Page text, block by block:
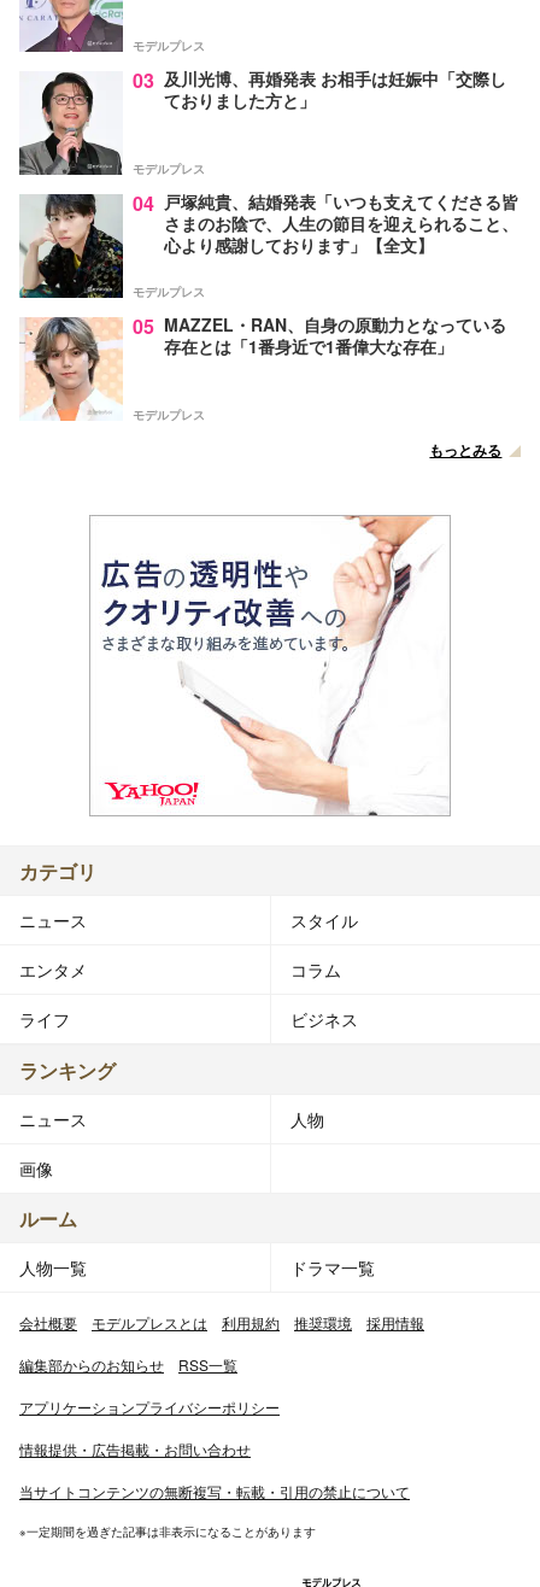
モデルプレス
03 及川光博、再婚発表 お相手は妊娠中「交際し
ておりました方と」
モデルプレス
04 戸塚純貴、結婚発表「いつも支えてくださる皆
さまのお陰で、人生の節目を迎えられること、
心より感謝しております」【全文】
モデルプレス
05 MAZZEL・RAN、自身の原動力となっている
存在とは「1番身近で1番偉大な存在」
モデルプレス
もっとみる
カテゴリ
ニュース スタイル
エンタメ コラム
ライフ ビジネス
ランキング
ニュース 人物
画像
ルーム
人物一覧 ドラマ一覧
会社概要 モデルプレスとは 利用規約 推奨環境 採用情報
編集部からのお知らせ RSS一覧
アプリケーションプライバシーポリシー
情報提供・広告掲載・お問い合わせ
当サイトコンテンツの無断複写・転載・引用の禁止について
※一定期間を過ぎた記事は非表示になることがあります